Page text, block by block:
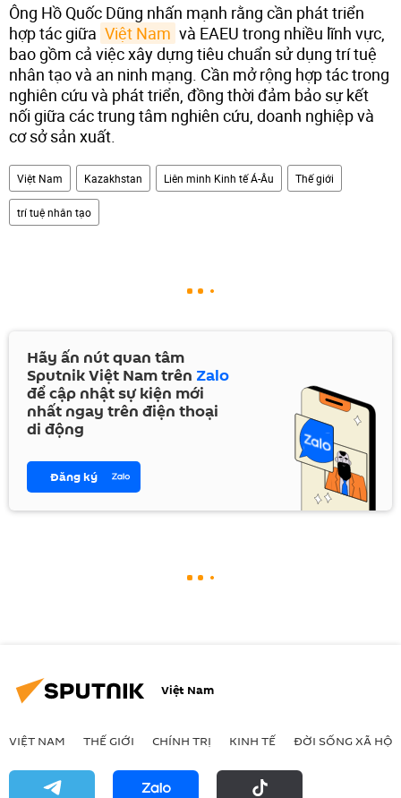
Ông Hồ Quốc Dũng nhấn mạnh rằng cần phát triển
hợp tác giữa Việt Nam và EAEU trong nhiều lĩnh vực,
bao gồm cả việc xây dựng tiêu chuẩn sử dụng trí tuệ
nhân tạo và an ninh mạng. Cần mở rộng hợp tác trong
nghiên cứu và phát triển, đồng thời đảm bảo sự kết
nối giữa các trung tâm nghiên cứu, doanh nghiệp và
cơ sở sản xuất.
Việt Nam Kazakhstan Liên minh Kinh tế Á-Âu Thế giới
trí tuệ nhân tạo
Hãy ấn nút quan tâm
Sputnik Việt Nam trên Zalo
để cập nhật sự kiện mới
nhất ngay trên điện thoại
di động
Đăng ký
Việt Nam
VIỆT NAM THẾ GIỚI CHÍNH TRỊ KINH TẾ ĐỜI SỐNG XÃ HỘI